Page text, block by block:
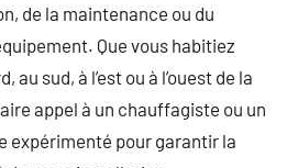
de la maintenance ou du
Que vous habitiez
au sud, à l’est ou à l’ouest de la
appel à un chauffagiste ou un
expérimenté pour garantir la